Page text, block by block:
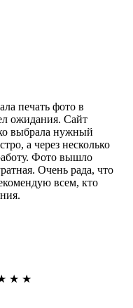
печать фото в
ожидания. Сайт
выбрала нужный
а через несколько
Фото вышло
Очень рада, что
всем, кто
★ ★